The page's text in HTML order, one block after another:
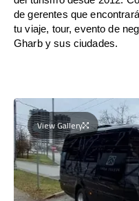
de gerentes que
tu viaje, tour, evento de
Gharb y sus ciudades.
View Gallery